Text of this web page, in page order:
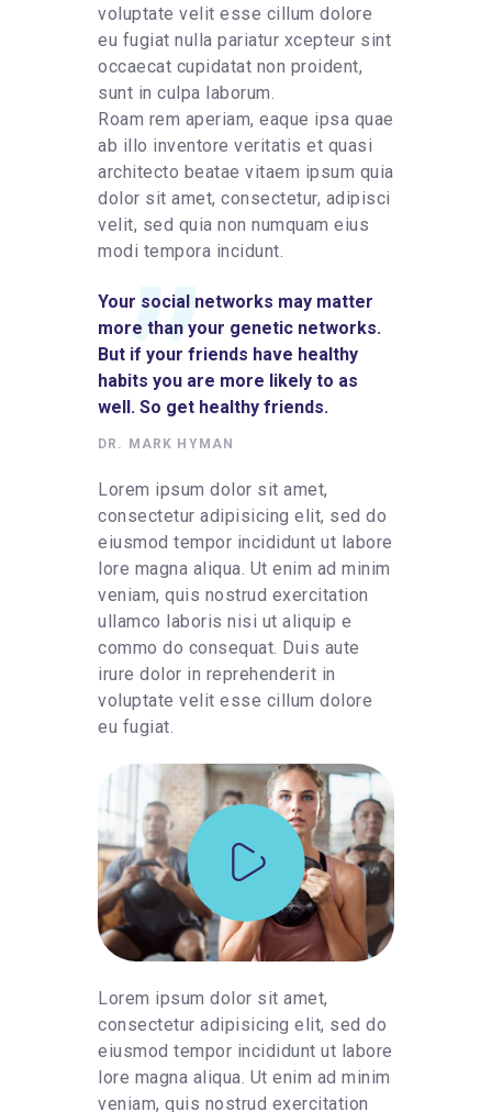
voluptate velit esse cillum dolore
eu fugiat nulla pariatur xcepteur sint
occaecat cupidatat non proident,
sunt in culpa laborum.
Roam rem aperiam, eaque ipsa quae
ab illo inventore veritatis et quasi
architecto beatae vitaem ipsum quia
dolor sit amet, consectetur, adipisci
velit, sed quia non numquam eius
modi tempora incidunt.
Your social networks may matter
more than your genetic networks.
But if your friends have healthy
habits you are more likely to as
well. So get healthy friends.
DR. MARK HYMAN
Lorem ipsum dolor sit amet,
consectetur adipisicing elit, sed do
eiusmod tempor incididunt ut labore
lore magna aliqua. Ut enim ad minim
veniam, quis nostrud exercitation
ullamco laboris nisi ut aliquip e
commo do consequat. Duis aute
irure dolor in reprehenderit in
voluptate velit esse cillum dolore
eu fugiat.
Lorem ipsum dolor sit amet,
consectetur adipisicing elit, sed do
eiusmod tempor incididunt ut labore
lore magna aliqua. Ut enim ad minim
veniam, quis nostrud exercitation